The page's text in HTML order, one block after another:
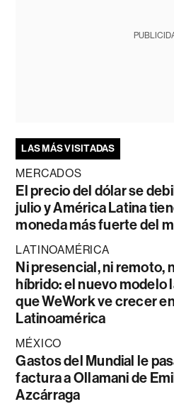
LAS MÁS VISITADAS
MERCADOS
El precio del dólar se
julio y América Latina
moneda más fuerte del
LATINOAMÉRICA
Ni presencial, ni remoto,
híbrido: el nuevo modelo
que WeWork ve crecer
Latinoamérica
MÉXICO
Gastos del Mundial le
factura a Ollamani de
Azcárraga